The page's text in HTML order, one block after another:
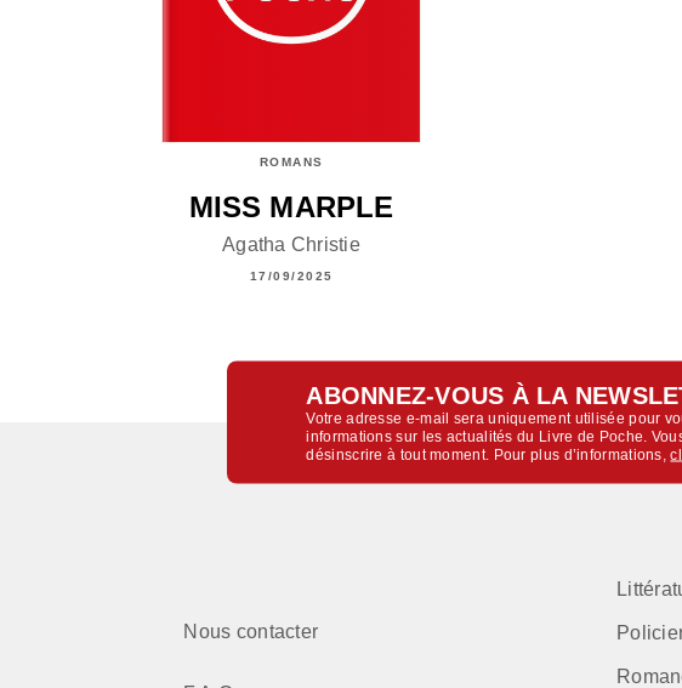
ROMANS
MISS MARPLE
Agatha Christie
17/09/2025
ABONNEZ-VOUS À LA
Votre adresse e-mail sera uniquement utilisée pour
informations sur les actualités du Livre de Poche.
désinscrire à tout moment. Pour plus d’informations,
Nous contacter